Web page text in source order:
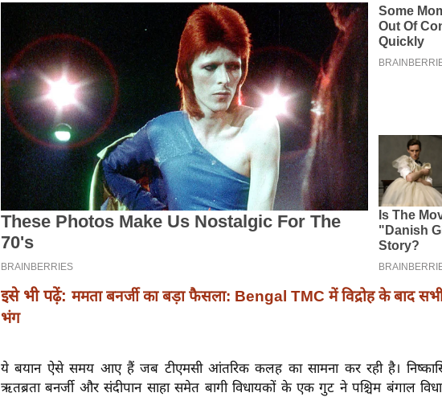
इसे भी पढ़ें: ममता बनर्जी का बड़ा फैसला: Bengal TMC में विद्रोह के बाद
भंग
ये बयान ऐसे समय आए हैं जब टीएमसी आंतरिक कलह का सामना कर रही है।
ऋतब्रता बनर्जी और संदीपान साहा समेत बागी विधायकों के एक गुट ने पश्चिम बंगाल